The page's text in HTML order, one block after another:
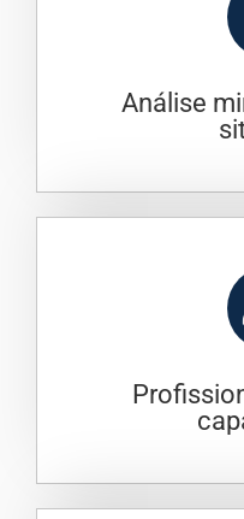
Análise